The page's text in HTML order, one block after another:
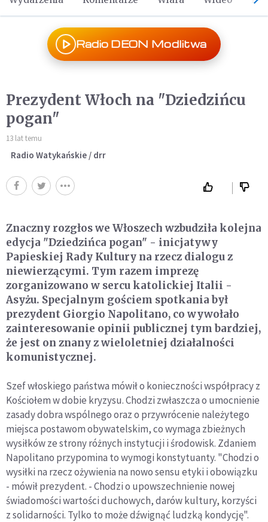
Radio DEON Modlitwa
Prezydent Włoch na "Dziedzińcu
pogan"
13 lat temu
Radio Watykańskie / drr
Znaczny rozgłos we Włoszech wzbudziła kolejna
edycja "Dziedzińca pogan" - inicjatywy
Papieskiej Rady Kultury na rzecz dialogu z
niewierzącymi. Tym razem imprezę
zorganizowano w sercu katolickiej Italii -
Asyżu. Specjalnym gościem spotkania był
prezydent Giorgio Napolitano, co wywołało
zainteresowanie opinii publicznej tym bardziej,
że jest on znany z wieloletniej działalności
komunistycznej.
Szef włoskiego państwa mówił o konieczności współpracy z
Kościołem w dobie kryzysu. Chodzi zwłaszcza o umocnienie
zasady dobra wspólnego oraz o przywrócenie należytego
miejsca postawom obywatelskim, co wymaga zbieżnych
wysiłków ze strony różnych instytucji i środowisk. Zdaniem
Napolitano przypomina to wymogi konstytuanty. "Chodzi o
wysiłki na rzecz ożywienia na nowo sensu etyki i obowiązku
- mówił prezydent. - Chodzi o upowszechnienie nowej
świadomości wartości duchowych, darów kultury, korzyści
z solidarności. Tylko to może dźwignąć ludzką kondycję".